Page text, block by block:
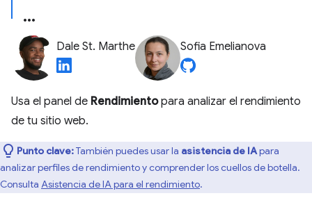
Dale St. Marthe Sofia Emelianova
Usa el panel de Rendimientopara analizar el rendimiento
de tu sitio web.
Punto clave:También puedes usar la asistencia de IApara
analizar perfiles de rendimiento y comprender los cuellos de botella.
Consulta Asistencia de IA para el rendimiento.